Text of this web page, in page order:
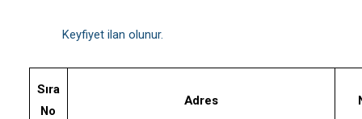
Keyfiyet ilan olunur.
Sıra
No
Adres